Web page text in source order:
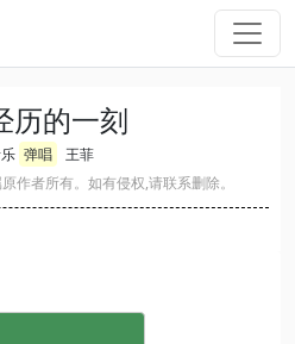
历的一刻
弹唱
王菲
作者所有。如有侵权,请联系删除。